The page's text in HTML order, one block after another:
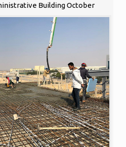
Building October